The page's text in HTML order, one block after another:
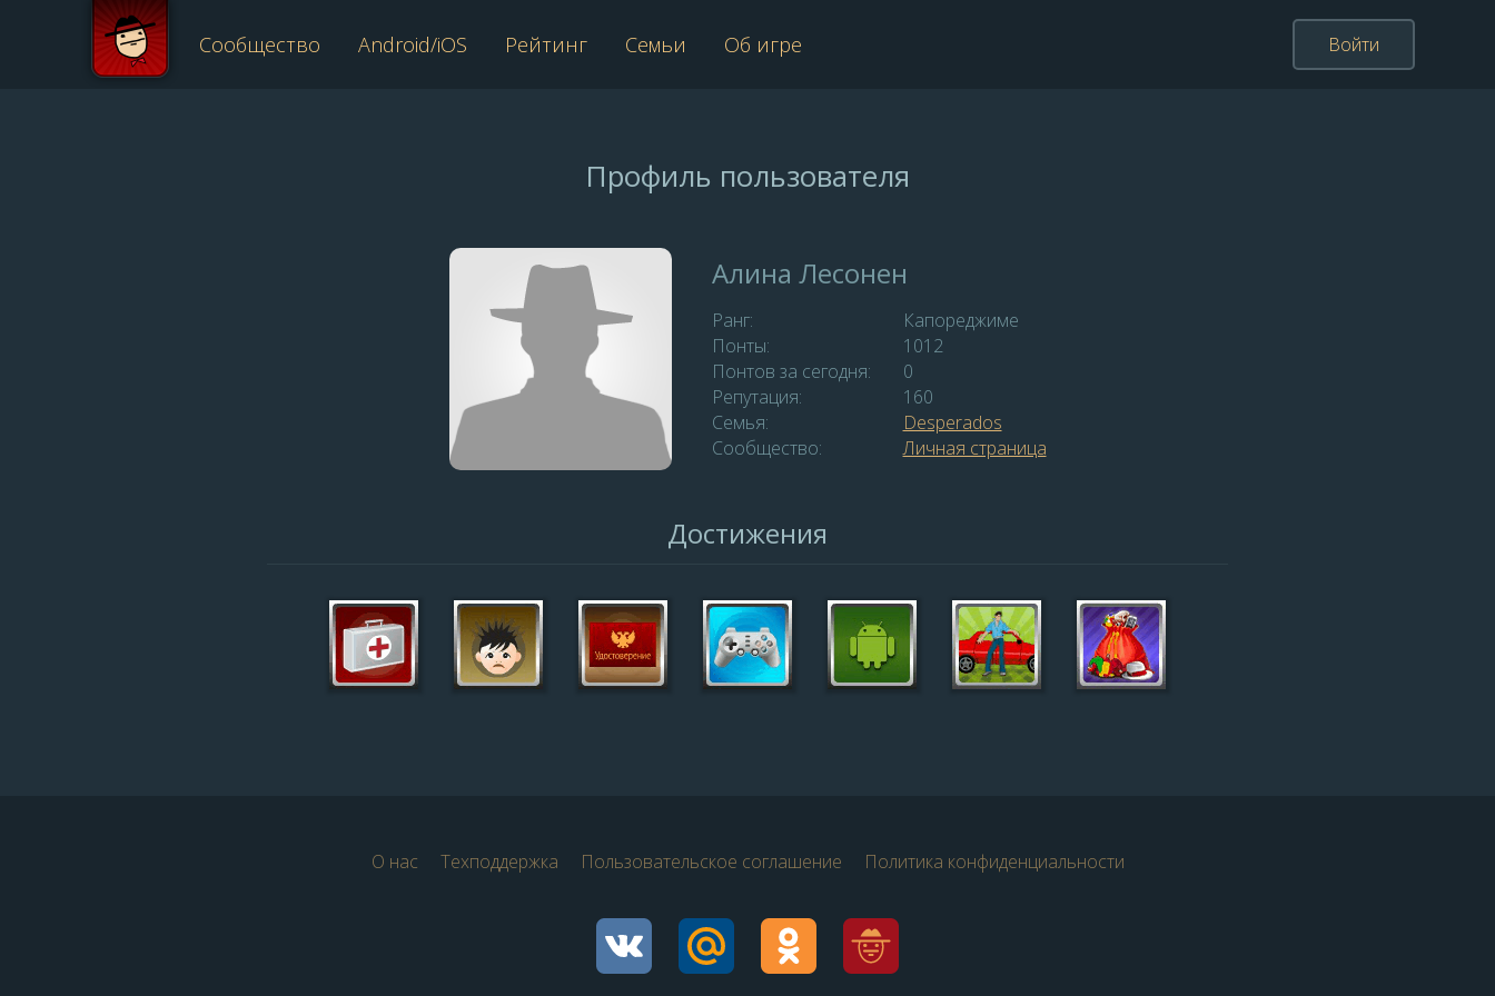
Сообщество Android/iOS Рейтинг Семьи Об игре Войти
Профиль пользователя
Алина Лесонен
Ранг:
Капореджиме
Понты:
1012
Понтов за сегодня:
0
Репутация:
160
Семья:
Desperados
Сообщество:
Личная страница
Достижения
О нас Техподдержка Пользовательское соглашение Политика конфиденциальности